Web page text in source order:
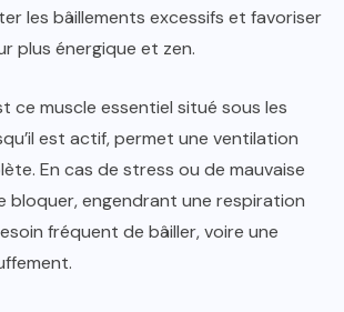
les bâillements excessifs et favoriser
plus énergique et zen.
ce muscle essentiel situé sous les
est actif, permet une ventilation
En cas de stress ou de mauvaise
bloquer, engendrant une respiration
fréquent de bâiller, voire une